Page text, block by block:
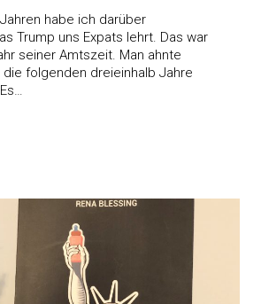
habe ich darüber
Trump uns Expats lehrt. Das war
seiner Amtszeit. Man ahnte
folgenden dreieinhalb Jahre